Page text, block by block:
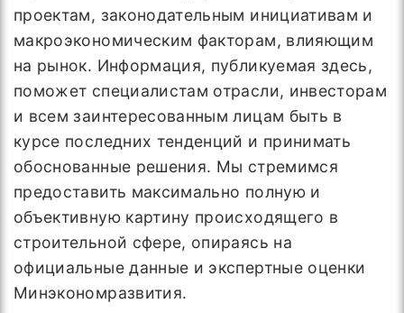
проектам, законодательным инициативам и
макроэкономическим факторам, влияющим
на рынок. Информация, публикуемая здесь,
поможет специалистам отрасли, инвесторам
и всем заинтересованным лицам быть в
курсе последних тенденций и принимать
обоснованные решения. Мы стремимся
предоставить максимально полную и
объективную картину происходящего в
строительной сфере, опираясь на
официальные данные и экспертные оценки
Минэкономразвития.